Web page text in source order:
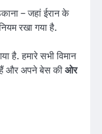
– जहां ईरान के
रखा गया है.
है. हमारे सभी विमान
हैं और अपने बेस कीओर